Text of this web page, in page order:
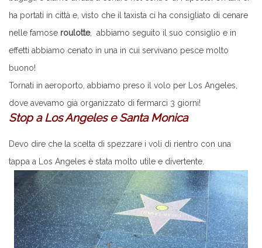
ha portati in città e, visto che il taxista ci ha consigliato di cenare
nelle famose roulotte, abbiamo seguito il suo consiglio e in
effetti abbiamo cenato in una in cui servivano pesce molto
buono!
Tornati in aeroporto, abbiamo preso il volo per Los Angeles,
dove avevamo già organizzato di fermarci 3 giorni!
Stop a Los Angeles e Santa Monica
Devo dire che la scelta di spezzare i voli di rientro con una
tappa a Los Angeles è stata molto utile e divertente.